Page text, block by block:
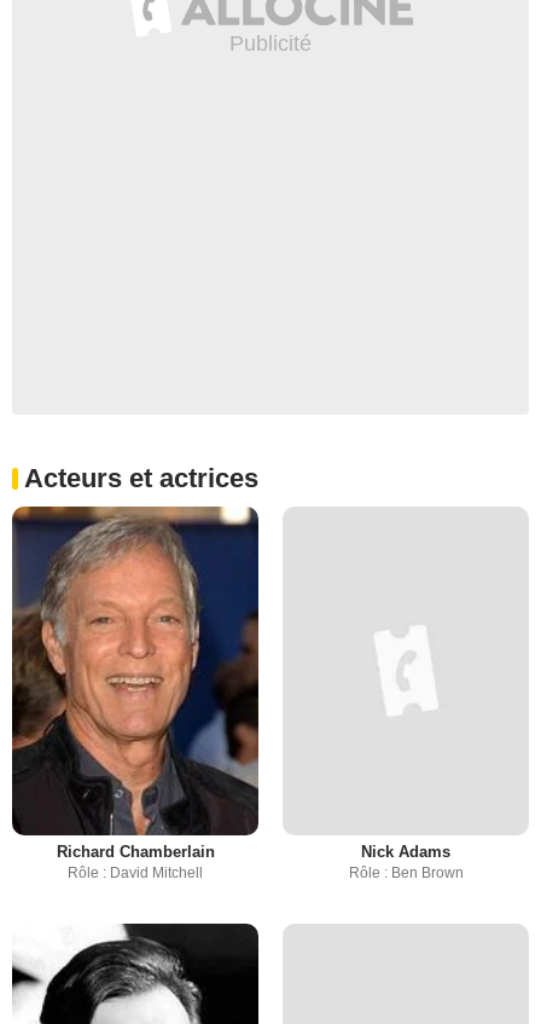
Acteurs et actrices
Richard Chamberlain
Rôle : David Mitchell
Nick Adams
Rôle : Ben Brown